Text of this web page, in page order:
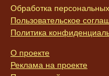
Обработка
Пользовательское
Политика
О проекте
Реклама на проекте